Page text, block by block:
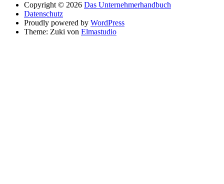
Copyright © 2026 Das Unternehmerhandbuch
Datenschutz
Proudly powered by WordPress
Theme: Zuki von Elmastudio